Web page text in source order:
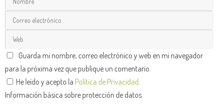
Guarda mi nombre, correo electrónico y web en mi navegador
para la próxima vez que publique un comentario.
He leído y acepto la Política de Privacidad
Información básica sobre protección de datos